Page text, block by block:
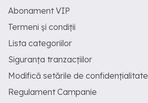
Abonament VIP
Termeni și condiții
Lista categoriilor
Siguranța tranzacțiilor
Modifică setările de confidențialitate
Regulament Campanie